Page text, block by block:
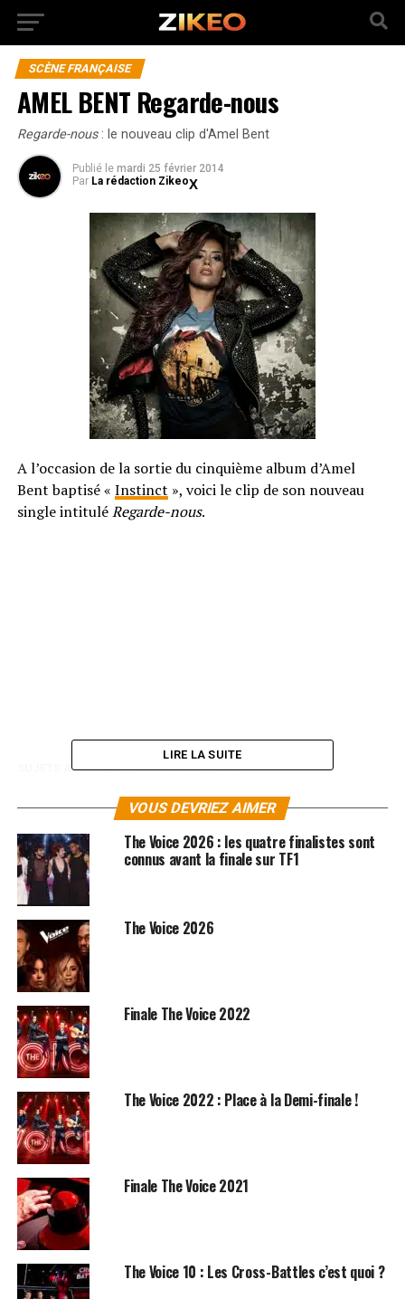
SCÈNE FRANÇAISE
AMEL BENT Regarde-nous
Regarde-nous: le nouveau clip d'Amel Bent
Publié le mardi 25 février 2014
Par La rédaction Zikeo
A l’occasion de la sortie du cinquième album d’Amel
Bent baptisé « Instinct », voici le clip de son nouveau
single intituléRegarde-nous.
SUJETS ASSOCIÉS: AMEL BENT CLIP
LIRE LA SUITE
VOUS DEVRIEZ AIMER
The Voice 2026 : les quatre finalistes sont
connus avant la finale sur TF1
The Voice 2026
Finale The Voice 2022
The Voice 2022 : Place à la Demi-finale !
Finale The Voice 2021
The Voice 10 : Les Cross-Battles c’est quoi ?